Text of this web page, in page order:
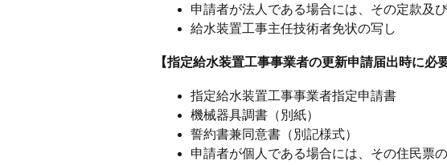
申請者が法人である場合には、その定款及
給水装置工事主任技術者免状の写し
【指定給水装置工事事業者の更新申請届出時に必
指定給水装置工事事業者指定申請書
機械器具調書（別紙）
誓約書兼同意書（別記様式）
申請者が個人である場合には、その住民票